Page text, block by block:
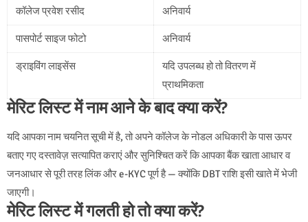
कॉलेज प्रवेश रसीद अनिवार्य
पासपोर्ट साइज फोटो अनिवार्य
ड्राइविंग लाइसेंस
यदि उपलब्ध हो तो वितरण में
प्राथमिकता
मेरिट लिस्ट में नाम आने के बाद क्या करें?
यदि आपका नाम चयनित सूची में है, तो अपने कॉलेज के नोडल अधिकारी के पास ऊपर
बताए गए दस्तावेज़ सत्यापित कराएं और सुनिश्चित करें कि आपका बैंक खाता आधार व
जनआधार से पूरी तरह लिंक और e-KYC पूर्ण है — क्योंकि DBT राशि इसी खाते में भेजी
जाएगी।
मेरिट लिस्ट में गलती हो तो क्या करें?